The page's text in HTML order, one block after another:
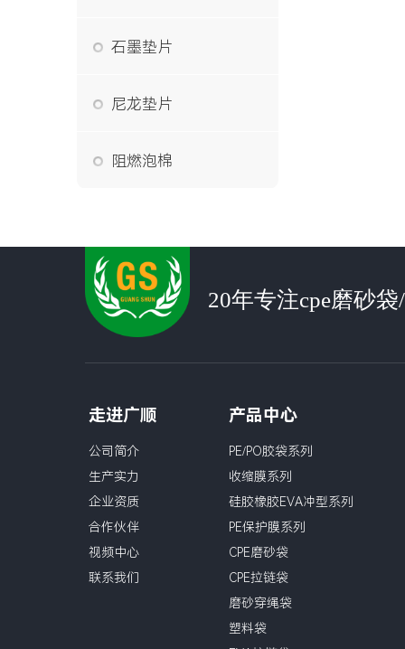
石墨垫片
尼龙垫片
阻燃泡棉
20年专注cpe磨砂
走进广顺
公司简介
生产实力
企业资质
合作伙伴
视频中心
联系我们
产品中心
PE/PO胶袋系列
收缩膜系列
硅胶橡胶EVA冲型系列
PE保护膜系列
CPE磨砂袋
CPE拉链袋
磨砂穿绳袋
塑料袋